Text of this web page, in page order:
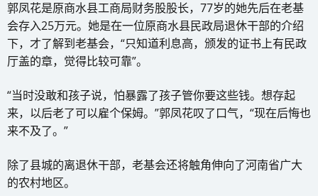
郭凤花是原商水县工商局财务股股长，77岁的她先后在老基
会存入25万元。她是在一位原商水县民政局退休干部的介绍
下，才了解到老基会，“只知道利息高，颁发的证书上有民政
厅盖的章，觉得比较可靠”。
“当时没敢和孩子说，怕暴露了孩子管你要这些钱。想存起
来，以后老了可以雇个保姆。”郭凤花叹了口气，“现在后悔也
来不及了。”
除了县城的离退休干部，老基会还将触角伸向了河南省广大
的农村地区。